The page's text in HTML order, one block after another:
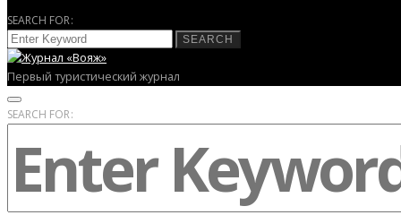
SEARCH FOR:
SEARCH
Первый туристический журнал
SEARCH FOR: